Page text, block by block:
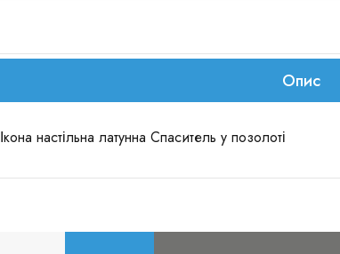
Опис
Ікона настільна латунна Спаситель у позолоті